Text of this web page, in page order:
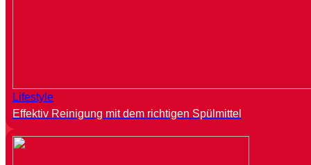
Lifestyle
Effektiv Reinigung mit dem richtigen Spülmittel